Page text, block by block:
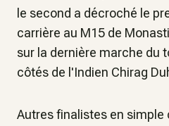
le second a décroché le
carrière au M15 de
sur la dernière marche du
côtés de l'Indien Chirag
Autres finalistes en simple